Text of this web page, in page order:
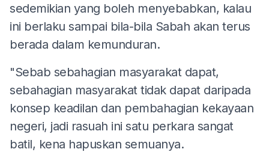
sedemikian yang boleh menyebabkan, kalau
ini berlaku sampai bila-bila Sabah akan terus
berada dalam kemunduran.
"Sebab sebahagian masyarakat dapat,
sebahagian masyarakat tidak dapat daripada
konsep keadilan dan pembahagian kekayaan
negeri, jadi rasuah ini satu perkara sangat
batil, kena hapuskan semuanya.